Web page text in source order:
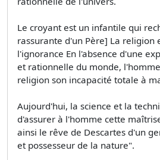
Le croyant est un infantile qui
rassurante d'un Père] La religion
l'ignorance En l'absence d'une
et rationnelle du monde,
religion son incapacité totale à
Aujourd'hui, la science et la
d'assurer à l'homme cette
ainsi le rêve de Descartes d'un
et possesseur de la nature".